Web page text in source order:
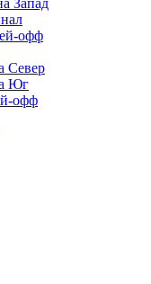
Запад
офф
Север
Юг
офф